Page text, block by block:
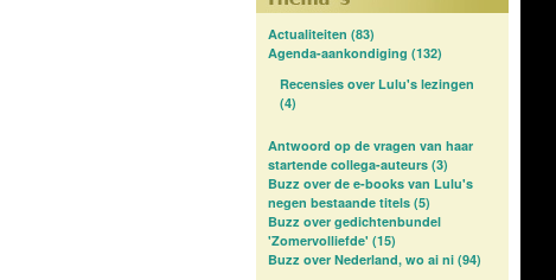
Actualiteiten (83)
Agenda-aankondiging (132)
Recensies over Lulu's lezingen
(4)
Antwoord op de vragen van haar
startende collega-auteurs (3)
Buzz over de e-books van Lulu's
negen bestaande titels (5)
Buzz over gedichtenbundel
'Zomervolliefde' (15)
Buzz over Nederland, wo ai ni (94)